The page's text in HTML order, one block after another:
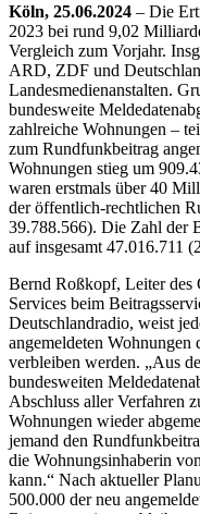
Köln, 25.06.2024 – Die
2023 bei rund 9,02
Vergleich zum Vorjahr.
ARD, ZDF und
Landesmedienanstalten.
bundesweite
zahlreiche Wohnungen –
zum Rundfunkbeitrag
Wohnungen stieg um
waren erstmals über 40
der öffentlich-rechtlichen
39.788.566). Die Zahl der
auf insgesamt 47.016.711
Bernd Roßkopf, Leiter des
Services beim
Deutschlandradio, weist
angemeldeten Wohnungen
verbleiben werden. „Aus
bundesweiten
Abschluss aller Verfahren
Wohnungen wieder
jemand den
die Wohnungsinhaberin
kann.“ Nach aktueller
500.000 der neu